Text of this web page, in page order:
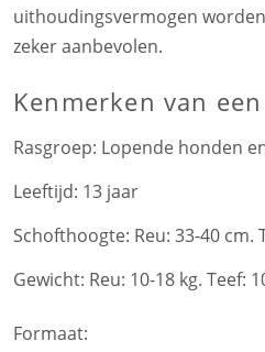
uithoudingsvermogen
zeker aanbevolen.
Kenmerken van
Rasgroep: Lopende honden
Leeftijd: 13 jaar
Schofthoogte: Reu: 33-40 cm.
Gewicht: Reu: 10-18 kg. Teef:
Formaat: